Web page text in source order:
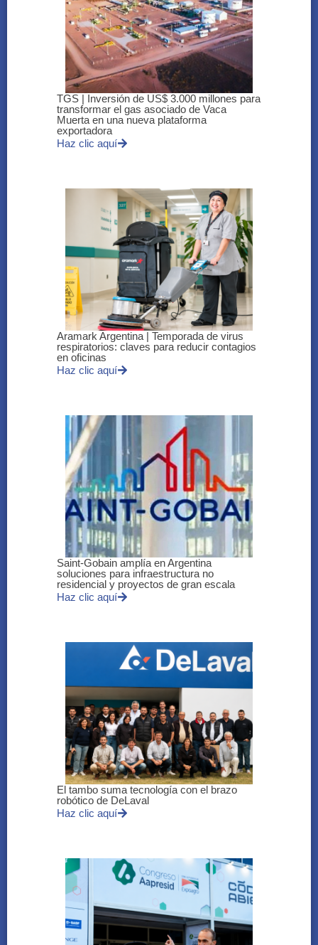
TGS | Inversión de US$ 3.000 millones para
transformar el gas asociado de Vaca
Muerta en una nueva plataforma
exportadora
Haz clic aquí
Aramark Argentina | Temporada de virus
respiratorios: claves para reducir contagios
en oficinas
Haz clic aquí
Saint-Gobain amplía en Argentina
soluciones para infraestructura no
residencial y proyectos de gran escala
Haz clic aquí
El tambo suma tecnología con el brazo
robótico de DeLaval
Haz clic aquí